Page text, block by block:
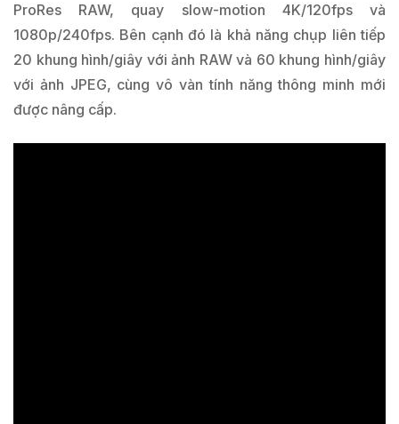
ProRes RAW, quay slow-motion 4K/120fps và
1080p/240fps. Bên cạnh đó là khả năng chụp liên tiếp
20 khung hình/giây với ảnh RAW và 60 khung hình/giây
với ảnh JPEG, cùng vô vàn tính năng thông minh mới
được nâng cấp.